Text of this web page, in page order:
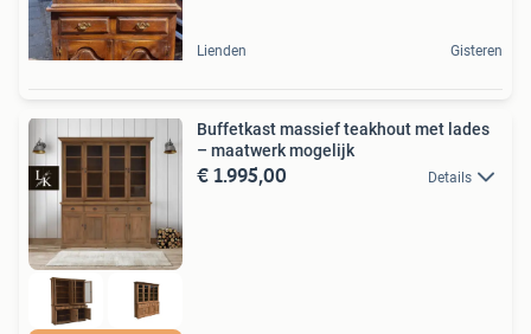
Lienden Gisteren
Buffetkast massief teakhout met lades
– maatwerk mogelijk
€ 1.995,00 Details